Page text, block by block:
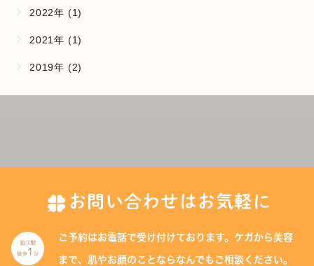
2022年 (1)
2021年 (1)
2019年 (2)
お問い合わせはお気軽に
ご予約はお電話で受け付けております。ケガから美容
まで、肌やお顔のことなら なんでもご相談ください。